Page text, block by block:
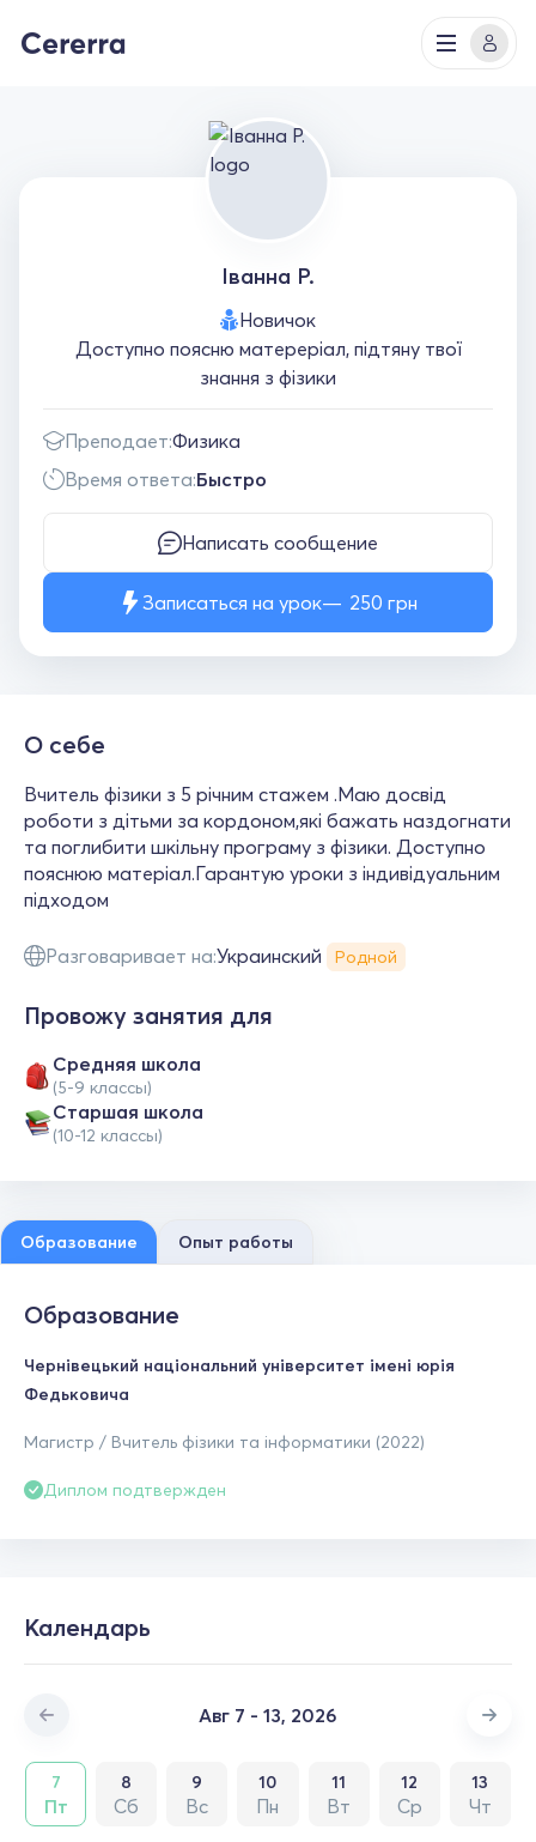
Іванна Р.
Новичок
Доступно поясню матереріал, підтяну твої
знання з фізики
Преподает:Физика
Время ответа:Быстро
Написать сообщение
Записаться на урок 250 грн
О себе
Вчитель фізики з 5 річним стажем .Маю досвід
роботи з дітьми за кордоном,які бажать наздогнати
та поглибити шкільну програму з фізики. Доступно
пояснюю матеріал.Гарантую уроки з індивідуальним
підходом
Разговаривает на:Украинский Родной
Провожу занятия для
Средняя школа
(5-9 классы)
Cтаршая школа
(10-12 классы)
Образование Опыт работы
Образование
Чернівецький національний університет імені юрія
Федьковича
Магистр / Вчитель фізики та інформатики (2022)
Диплом подтвержден
Календарь
Авг 7 - 13, 2026
7
Пт
8
Сб
9
Вс
10
Пн
11
Вт
12
Ср
13
Чт